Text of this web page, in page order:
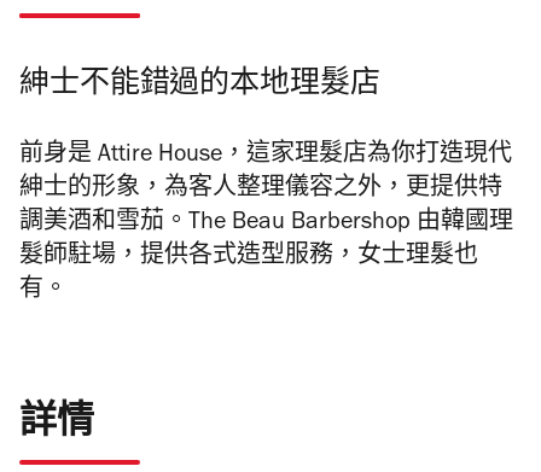
紳士不能錯過的本地理髮店
前身是 Attire House，這家理髮店為你打造現代
紳士的形象，為客人整理儀容之外，更提供特
調美酒和雪茄。The Beau Barbershop 由韓國理
髮師駐場，提供各式造型服務，女士理髮也
有。
詳情